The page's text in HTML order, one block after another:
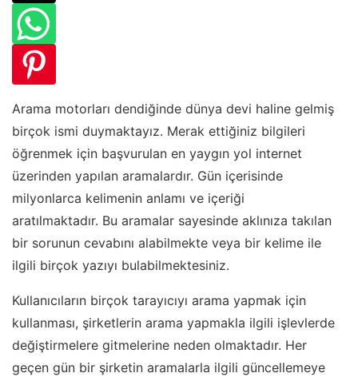
Arama motorları dendiğinde dünya devi haline gelmiş
birçok ismi duymaktayız. Merak ettiğiniz bilgileri
öğrenmek için başvurulan en yaygın yol internet
üzerinden yapılan aramalardır. Gün içerisinde
milyonlarca kelimenin anlamı ve içeriği
aratılmaktadır. Bu aramalar sayesinde aklınıza takılan
bir sorunun cevabını alabilmekte veya bir kelime ile
ilgili birçok yazıyı bulabilmektesiniz.
Kullanıcıların birçok tarayıcıyı arama yapmak için
kullanması, şirketlerin arama yapmakla ilgili işlevlerde
değiştirmelere gitmelerine neden olmaktadır. Her
geçen gün bir şirketin aramalarla ilgili güncellemeye